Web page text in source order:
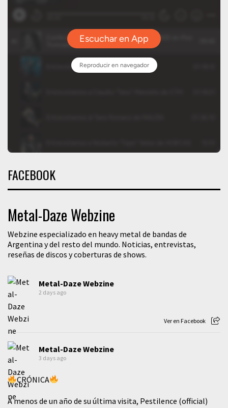
FACEBOOK
Metal-Daze Webzine
Webzine especializado en heavy metal de bandas de
Argentina y del resto del mundo. Noticias, entrevistas,
reseñas de discos y coberturas de shows.
Metal-Daze Webzine
2 days ago
Ver en Facebook
Metal-Daze Webzine
3 days ago
CRÓNICA
A menos de un año de su última visita, Pestilence (official)